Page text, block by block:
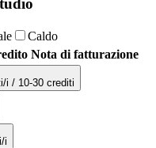
Caldo
Nota di fatturazione
i / 10-30 crediti
i